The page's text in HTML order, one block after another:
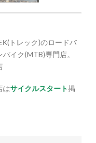
トレック)のロードバ
イク(MTB)専門店。
はサイクルスタート掲